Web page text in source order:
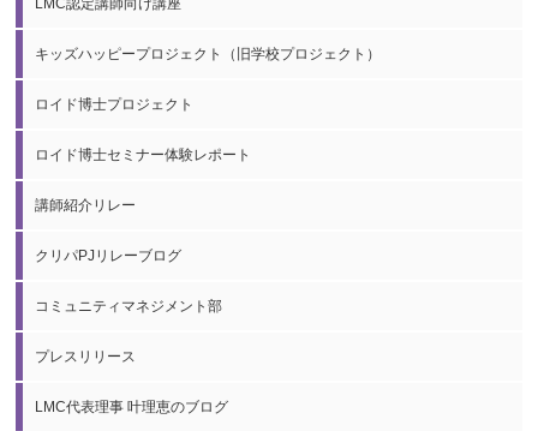
LMC認定講師向け講座
キッズハッピープロジェクト（旧学校プロジェクト）
ロイド博士プロジェクト
ロイド博士セミナー体験レポート
講師紹介リレー
クリパPJリレーブログ
コミュニティマネジメント部
プレスリリース
LMC代表理事 叶理恵のブログ